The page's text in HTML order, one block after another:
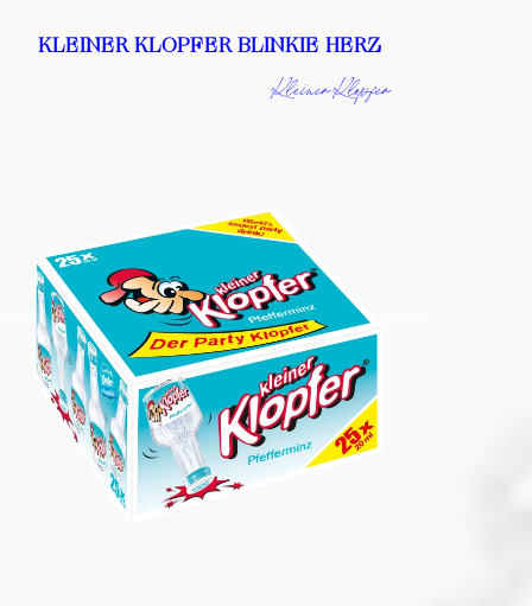
KLEINER KLOPFER BLINKIE HERZ
Kleiner Klopfer